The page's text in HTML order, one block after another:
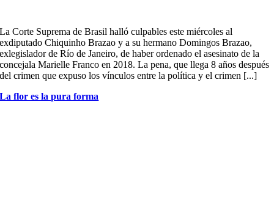
La Corte Suprema de Brasil halló culpables este miércoles al
exdiputado Chiquinho Brazao y a su hermano Domingos Brazao,
exlegislador de Río de Janeiro, de haber ordenado el asesinato de la
concejala Marielle Franco en 2018. La pena, que llega 8 años después
del crimen que expuso los vínculos entre la política y el crimen [...]
La flor es la pura forma